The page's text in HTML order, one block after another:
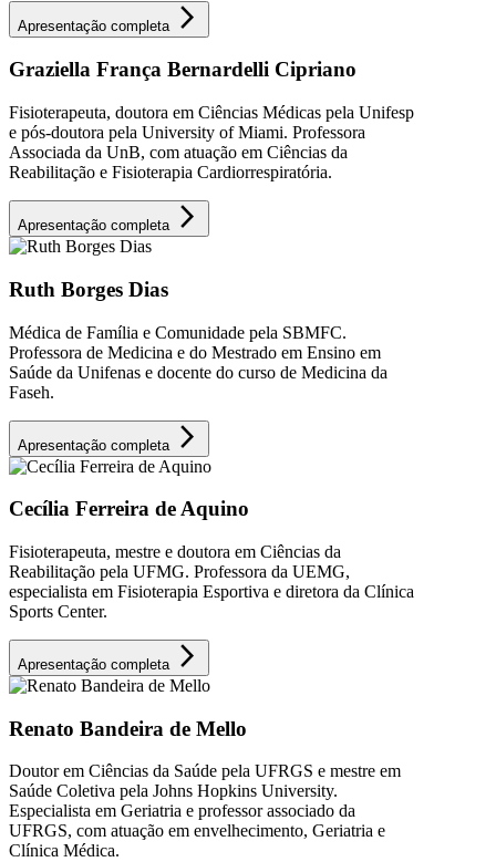
Apresentação completa arrow_forward_ios
Graziella França Bernardelli Cipriano
Fisioterapeuta, doutora em Ciências Médicas pela Unifesp
e pós-doutora pela University of Miami. Professora
Associada da UnB, com atuação em Ciências da
Reabilitação e Fisioterapia Cardiorrespiratória.
Apresentação completa arrow_forward_ios
Ruth Borges Dias
Médica de Família e Comunidade pela SBMFC.
Professora de Medicina e do Mestrado em Ensino em
Saúde da Unifenas e docente do curso de Medicina da
Faseh.
Apresentação completa arrow_forward_ios
Cecília Ferreira de Aquino
Fisioterapeuta, mestre e doutora em Ciências da
Reabilitação pela UFMG. Professora da UEMG,
especialista em Fisioterapia Esportiva e diretora da Clínica
Sports Center.
Apresentação completa arrow_forward_ios
Renato Bandeira de Mello
Doutor em Ciências da Saúde pela UFRGS e mestre em
Saúde Coletiva pela Johns Hopkins University.
Especialista em Geriatria e professor associado da
UFRGS, com atuação em envelhecimento, Geriatria e
Clínica Médica.